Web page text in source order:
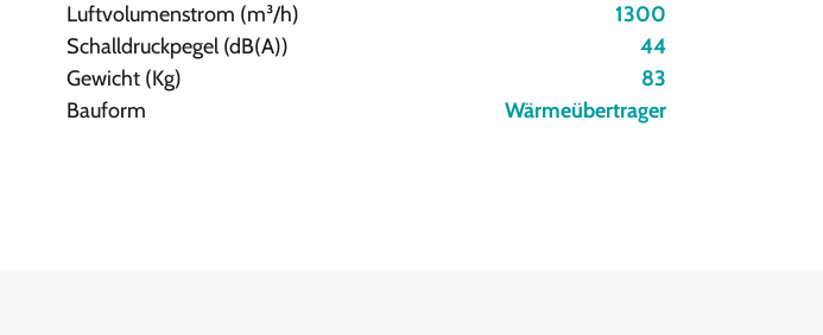
Luftvolumenstrom (m³/h)
1300
Schalldruckpegel (dB(A))
44
Gewicht (Kg)
83
Bauform Wärmeübertrager